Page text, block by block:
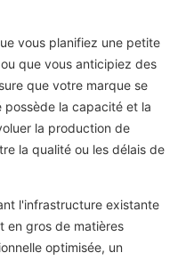
vous planifiez une petite
que vous anticipiez des
que votre marque se
la capacité et la
la production de
la qualité ou les délais de
l'infrastructure existante
en gros de matières
optimisée, un